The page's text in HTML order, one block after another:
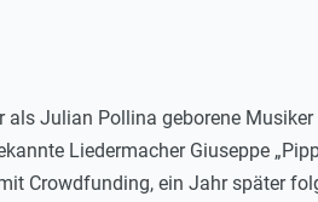
als Julian Pollina geborene
Liedermacher Giuseppe
Crowdfunding, ein Jahr später